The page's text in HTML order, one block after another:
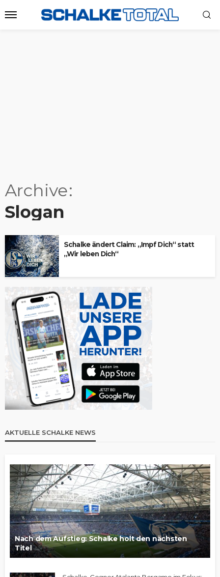
Archive
Slogan
Schalke ändert Claim: „Impf Dich“ statt
„Wir leben Dich“
AKTUELLE SCHALKE NEWS
Nach dem Aufstieg: Schalke holt den nächsten
Titel